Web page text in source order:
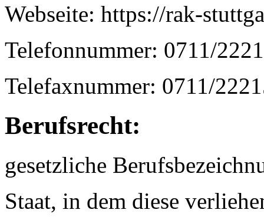
Webseite: https://rak-
Telefonnummer: 0711/
Telefaxnummer: 0711/
Berufsrecht:
gesetzliche
Staat, in dem diese